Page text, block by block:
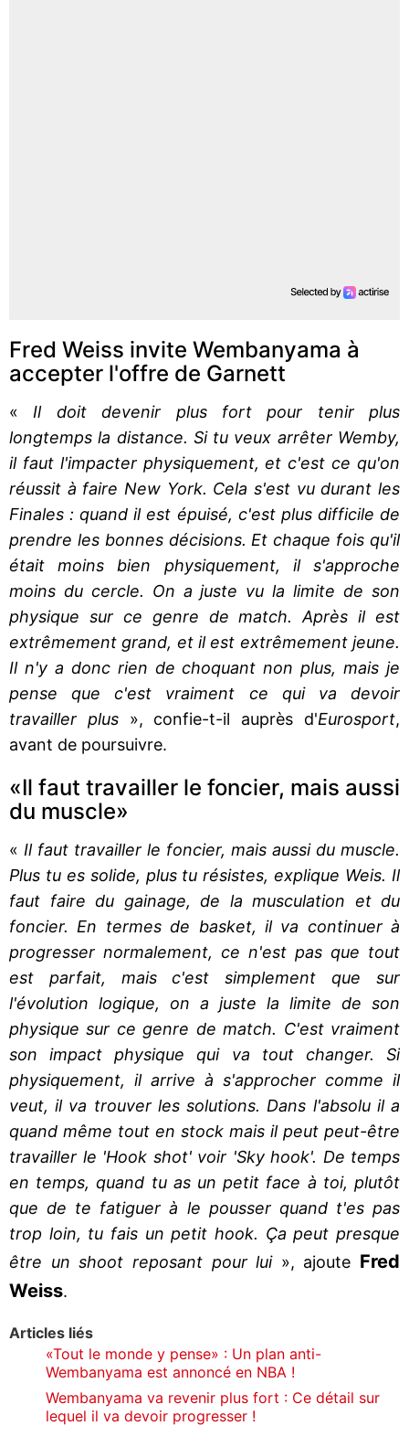
Fred Weiss invite Wembanyama à
accepter l'offre de Garnett
« Il doit devenir plus fort pour tenir plus
longtemps la distance. Si tu veux arrêter Wemby,
il faut l'impacter physiquement, et c'est ce qu'on
réussit à faire New York. Cela s'est vu durant les
Finales : quand il est épuisé, c'est plus difficile de
prendre les bonnes décisions. Et chaque fois qu'il
était moins bien physiquement, il s'approche
moins du cercle. On a juste vu la limite de son
physique sur ce genre de match. Après il est
extrêmement grand, et il est extrêmement jeune.
Il n'y a donc rien de choquant non plus, mais je
pense que c'est vraiment ce qui va devoir
travailler plus», confie-t-il auprès d'Eurosport,
avant de poursuivre.
«Il faut travailler le foncier, mais aussi
du muscle»
« Il faut travailler le foncier, mais aussi du muscle.
Plus tu es solide, plus tu résistes, explique Weis. Il
faut faire du gainage, de la musculation et du
foncier. En termes de basket, il va continuer à
progresser normalement, ce n'est pas que tout
est parfait, mais c'est simplement que sur
l'évolution logique, on a juste la limite de son
physique sur ce genre de match. C'est vraiment
son impact physique qui va tout changer. Si
physiquement, il arrive à s'approcher comme il
veut, il va trouver les solutions. Dans l'absolu il a
quand même tout en stock mais il peut peut-être
travailler le 'Hook shot' voir 'Sky hook'. De temps
en temps, quand tu as un petit face à toi, plutôt
que de te fatiguer à le pousser quand t'es pas
trop loin, tu fais un petit hook. Ça peut presque
être un shoot reposant pour lui», ajoute Fred
Weiss.
Articles liés
«Tout le monde y pense» : Un plan anti-
Wembanyama est annoncé en NBA !
Wembanyama va revenir plus fort : Ce détail sur
lequel il va devoir progresser !